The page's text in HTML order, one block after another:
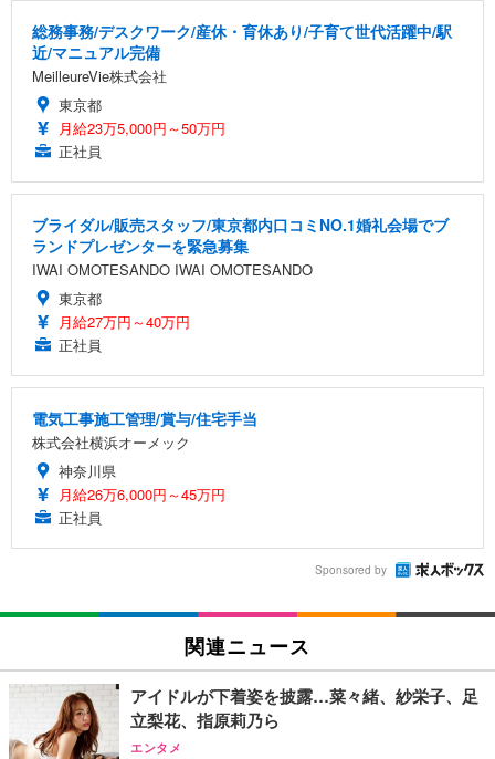
総務事務/デスクワーク/産休・育休あり/子育て世代活躍中/駅
近/マニュアル完備
MeilleureVie株式会社
東京都
月給23万5,000円～50万円
正社員
ブライダル/販売スタッフ/東京都内口コミNO.1婚礼会場でブ
ランドプレゼンターを緊急募集
IWAI OMOTESANDO IWAI OMOTESANDO
東京都
月給27万円～40万円
正社員
電気工事施工管理/賞与/住宅手当
株式会社横浜オーメック
神奈川県
月給26万6,000円～45万円
正社員
Sponsored by
関連ニュース
アイドルが下着姿を披露…菜々緒、紗栄子、足
立梨花、指原莉乃ら
エンタメ